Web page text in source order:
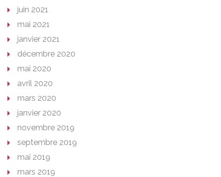
juin 2021
mai 2021
janvier 2021
décembre 2020
mai 2020
avril 2020
mars 2020
janvier 2020
novembre 2019
septembre 2019
mai 2019
mars 2019